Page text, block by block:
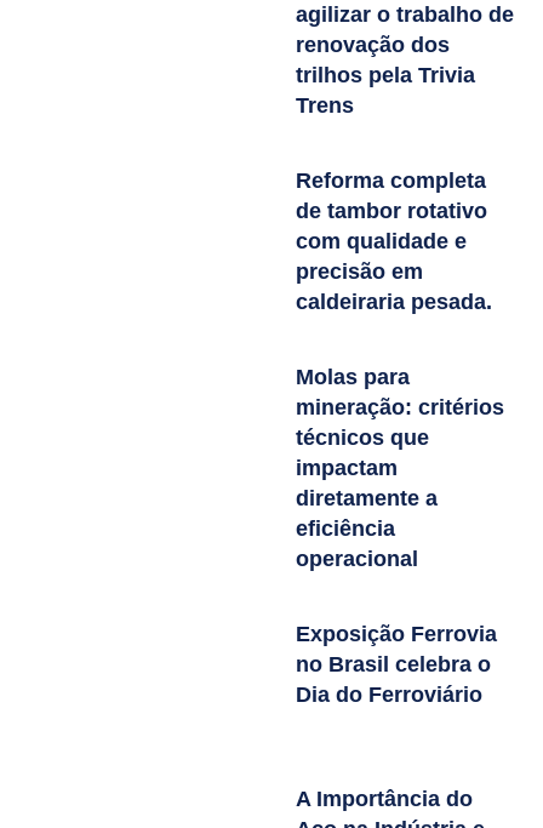
agilizar o trabalho de
renovação dos
trilhos pela Trivia
Trens
Reforma completa
de tambor rotativo
com qualidade e
precisão em
caldeiraria pesada.
Molas para
mineração: critérios
técnicos que
impactam
diretamente a
eficiência
operacional
Exposição Ferrovia
no Brasil celebra o
Dia do Ferroviário
A Importância do